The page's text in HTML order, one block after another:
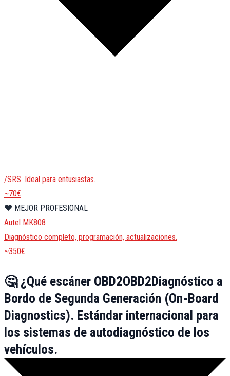
/SRS. Ideal para entusiastas.
~70€
❤️ MEJOR PROFESIONAL
Autel MK808
Diagnóstico completo, programación, actualizaciones.
~350€
🤔¿Qué escáner OBD2OBD2Diagnóstico a
Bordo de Segunda Generación (On-Board
Diagnostics). Estándar internacional para
los sistemas de autodiagnóstico de los
vehículos.